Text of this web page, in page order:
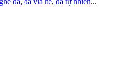
ghế đá, đá vỉa hè, đá tự nhiên...